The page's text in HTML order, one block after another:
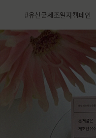
#유산균제조일자캠페인